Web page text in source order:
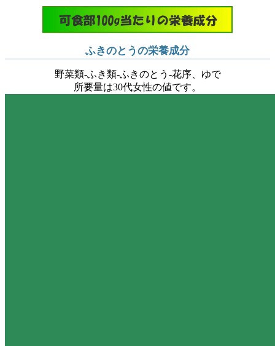
ふきのとうの栄養成分
野菜類-ふき類-ふきのとう-花序、ゆで
所要量は30代女性の値です。